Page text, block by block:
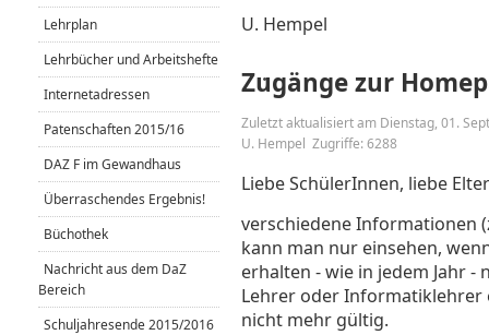
U. Hempel
Zugänge zur
Zuletzt aktualisiert am Dienstag, 01.
U. Hempel Zugriffe: 6288
Liebe SchülerInnen, liebe
verschiedene Informationen
kann man nur einsehen,
erhalten - wie in jedem Jahr -
Lehrer oder Informatiklehrer
nicht mehr gültig.
Lehrplan
Lehrbücher und Arbeitshefte
Internetadressen
Patenschaften 2015/16
DAZ F im Gewandhaus
Überraschendes Ergebnis!
Büchothek
Nachricht aus dem DaZ
Bereich
Schuljahresende 2015/2016